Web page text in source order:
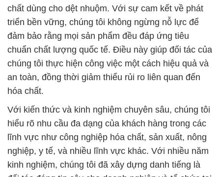
chất dùng cho dệt nhuộm. Với sự cam kết về phát
triển bền vững, chúng tôi không ngừng nỗ lực để
đảm bảo rằng mọi sản phẩm đều đáp ứng tiêu
chuẩn chất lượng quốc tế. Điều này giúp đối tác của
chúng tôi thực hiện công việc một cách hiệu quả và
an toàn, đồng thời giảm thiểu rủi ro liên quan đến
hóa chất.
Với kiến thức và kinh nghiệm chuyên sâu, chúng tôi
hiểu rõ nhu cầu đa dạng của khách hàng trong các
lĩnh vực như công nghiệp hóa chất, sản xuất, nông
nghiệp, y tế, và nhiều lĩnh vực khác. Với nhiều năm
kinh nghiệm, chúng tôi đã xây dựng danh tiếng là